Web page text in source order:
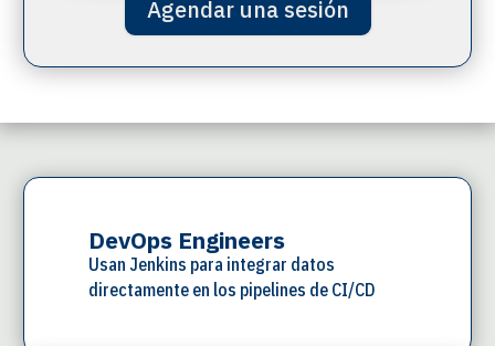
Agendar una sesión
pone en tus manos
DevOps Engineers
Usan Jenkins para integrar datos
directamente en los pipelines de CI/CD